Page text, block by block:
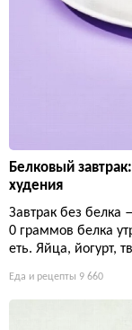
Белковый
худения
Завтрак без белка
0 граммов белка
еть. Яйца, йогурт,
Еда и рецепты 9 660